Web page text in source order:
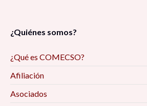
¿Quiénes somos?
¿Qué es COMECSO?
Afiliación
Asociados